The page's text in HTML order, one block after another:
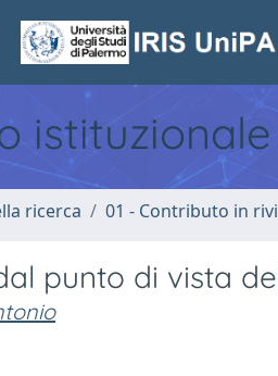
ricerca 01 - Contributo in
punto di vista